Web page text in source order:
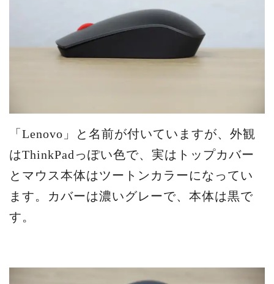
「Lenovo」と名前が付いていますが、外観
はThinkPadっぽい色で、実はトップカバー
とマウス本体はツートンカラーになってい
ます。カバーは濃いグレーで、本体は黒で
す。